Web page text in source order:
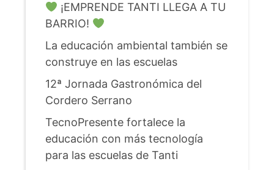
¡EMPRENDE TANTI LLEGA A TU
BARRIO!
La educación ambiental también se
construye en las escuelas
12ª Jornada Gastronómica del
Cordero Serrano
TecnoPresente fortalece la
educación con más tecnología
para las escuelas de Tanti